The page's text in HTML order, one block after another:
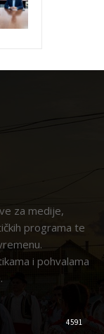
za medije,
programa te
i pohvalama
4591